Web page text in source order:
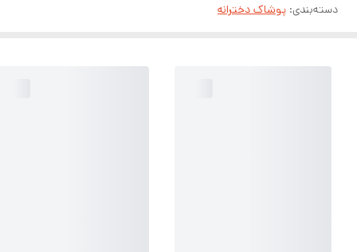
دسته‌بندی: پوشاک دخترانه